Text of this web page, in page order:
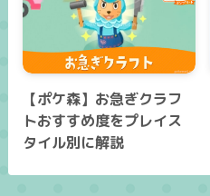
【ポケ森】お急ぎクラフ
トおすすめ度をプレイス
タイル別に解説